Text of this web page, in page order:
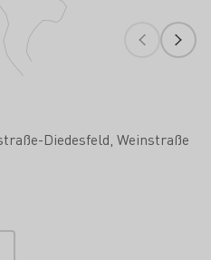
Diedesfeld Weinstraße
e-mail